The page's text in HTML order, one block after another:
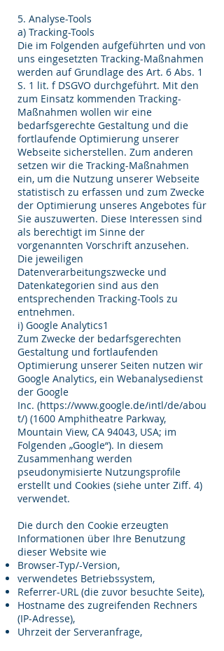
5. Analyse-Tools
a) Tracking-Tools
Die im Folgenden aufgeführten und von
uns eingesetzten Tracking-Maßnahmen
werden auf Grundlage des Art. 6 Abs. 1
S. 1 lit. f DSGVO durchgeführt. Mit den
zum Einsatz kommenden Tracking-
Maßnahmen wollen wir eine
bedarfsgerechte Gestaltung und die
fortlaufende Optimierung unserer
Webseite sicherstellen. Zum anderen
setzen wir die Tracking-Maßnahmen
ein, um die Nutzung unserer Webseite
statistisch zu erfassen und zum Zwecke
der Optimierung unseres Angebotes für
Sie auszuwerten. Diese Interessen sind
als berechtigt im Sinne der
vorgenannten Vorschrift anzusehen.
Die jeweiligen
Datenverarbeitungszwecke und
Datenkategorien sind aus den
entsprechenden Tracking-Tools zu
entnehmen.
i) Google Analytics1
Zum Zwecke der bedarfsgerechten
Gestaltung und fortlaufenden
Optimierung unserer Seiten nutzen wir
Google Analytics, ein Webanalysedienst
der Google
Inc. (https://www.google.de/intl/de/abou
t/) (1600 Amphitheatre Parkway,
Mountain View, CA 94043, USA; im
Folgenden „Google“). In diesem
Zusammenhang werden
pseudonymisierte Nutzungsprofile
erstellt und Cookies (siehe unter Ziff. 4)
verwendet.
Die durch den Cookie erzeugten
Informationen über Ihre Benutzung
dieser Website wie
Browser-Typ/-Version,
verwendetes Betriebssystem,
Referrer-URL (die zuvor besuchte Seite),
Hostname des zugreifenden Rechners
(IP-Adresse),
Uhrzeit der Serveranfrage,